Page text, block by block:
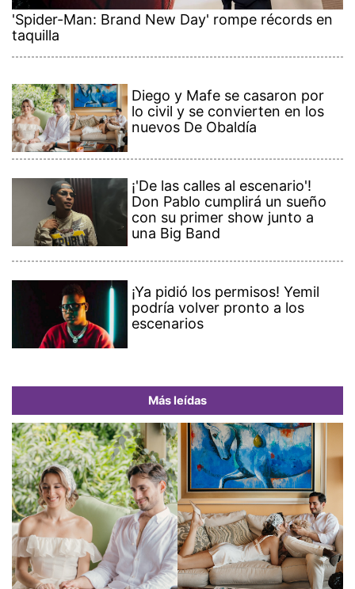
'Spider-Man: Brand New Day' rompe récords en
taquilla
Diego y Mafe se casaron por
lo civil y se convierten en los
nuevos De Obaldía
¡'De las calles al escenario'!
Don Pablo cumplirá un sueño
con su primer show junto a
una Big Band
¡Ya pidió los permisos! Yemil
podría volver pronto a los
escenarios
Más leídas